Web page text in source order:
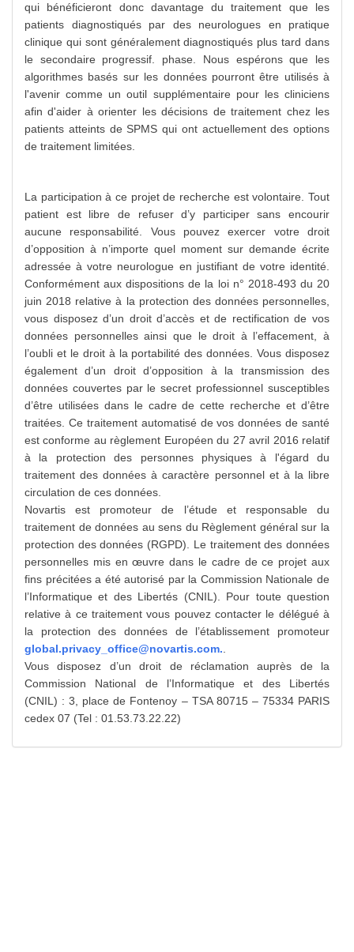
qui bénéficieront donc davantage du traitement que les
patients diagnostiqués par des neurologues en pratique
clinique qui sont généralement diagnostiqués plus tard dans
le secondaire progressif. phase. Nous espérons que les
algorithmes basés sur les données pourront être utilisés à
l'avenir comme un outil supplémentaire pour les cliniciens
afin d'aider à orienter les décisions de traitement chez les
patients atteints de SPMS qui ont actuellement des options
de traitement limitées.
La participation à ce projet de recherche est volontaire. Tout
patient est libre de refuser d’y participer sans encourir
aucune responsabilité. Vous pouvez exercer votre droit
d’opposition à n’importe quel moment sur demande écrite
adressée à votre neurologue en justifiant de votre identité.
Conformément aux dispositions de la loi n° 2018-493 du 20
juin 2018 relative à la protection des données personnelles,
vous disposez d’un droit d’accès et de rectification de vos
données personnelles ainsi que le droit à l’effacement, à
l’oubli et le droit à la portabilité des données. Vous disposez
également d’un droit d’opposition à la transmission des
données couvertes par le secret professionnel susceptibles
d’être utilisées dans le cadre de cette recherche et d’être
traitées. Ce traitement automatisé de vos données de santé
est conforme au règlement Européen du 27 avril 2016 relatif
à la protection des personnes physiques à l'égard du
traitement des données à caractère personnel et à la libre
circulation de ces données.
Novartis est promoteur de l’étude et responsable du
traitement de données au sens du Règlement général sur la
protection des données (RGPD). Le traitement des données
personnelles mis en œuvre dans le cadre de ce projet aux
fins précitées a été autorisé par la Commission Nationale de
l’Informatique et des Libertés (CNIL). Pour toute question
relative à ce traitement vous pouvez contacter le délégué à
la protection des données de l’établissement promoteur
global.privacy_office@novartis.com..
Vous disposez d’un droit de réclamation auprès de la
Commission National de l’Informatique et des Libertés
(CNIL) : 3, place de Fontenoy – TSA 80715 – 75334 PARIS
cedex 07 (Tel : 01.53.73.22.22)